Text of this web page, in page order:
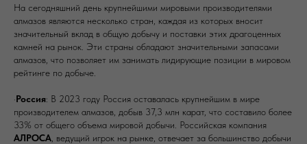
На сегодняшний день крупнейшими мировыми производителями
алмазов являются несколько стран, каждая из которых вносит
значительный вклад в общую добычу и поставки этих драгоценных
камней на рынок. Эти страны обладают значительными запасами
алмазов, что позволяет им занимать лидирующие позиции в мировом
рейтинге по добыче.
·Россия: В 2023 году Россия оставалась крупнейшим в мире
производителем алмазов, добыв 37,3 млн карат, что составило более
33% от общего объема мировой добычи. Российская компания
АЛРОСА , ведущий игрок на рынке, отвечает за большинство добычи